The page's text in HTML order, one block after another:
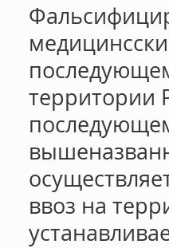
территории
ввоз на